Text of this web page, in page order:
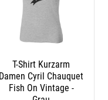
Shirt Kurzarm
Cyril Chauquet
On Vintage -